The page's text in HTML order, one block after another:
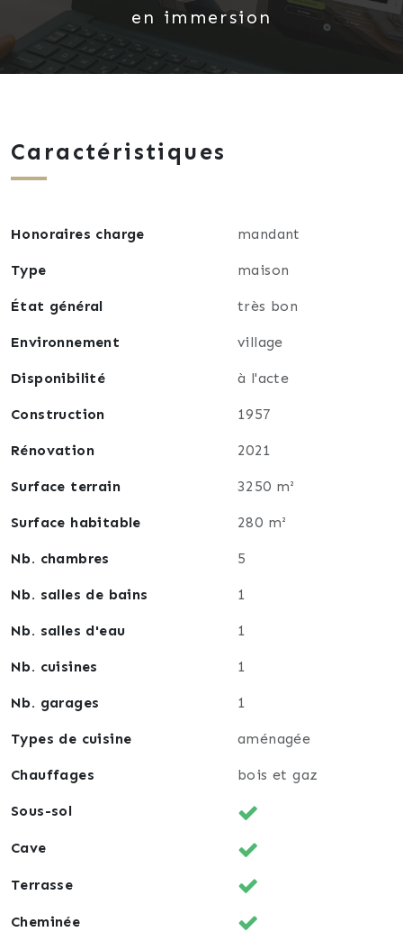
en immersion
Caractéristiques
Honoraires charge mandant
Type maison
État général très bon
Environnement village
Disponibilité à l'acte
Construction 1957
Rénovation 2021
Surface terrain 3250 m²
Surface habitable 280 m²
Nb. chambres 5
Nb. salles de bains 1
Nb. salles d'eau 1
Nb. cuisines 1
Nb. garages 1
Types de cuisine aménagée
Chauffages bois et gaz
Sous-sol
Cave
Terrasse
Cheminée